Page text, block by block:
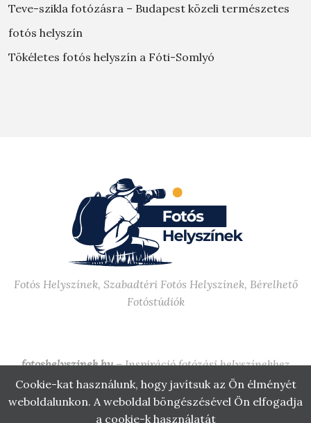
Teve-szikla fotózásra – Budapest közeli természetes
fotós helyszín
Tökéletes fotós helyszín a Fóti-Somlyó
Fotós Helyszínek, Szabadtéri Fotós Helyszínek, Bérelhető
Fotóstúdiók
fotoshelyszinek.hu– Inspiráció fotózási helyszínekhez
Budapesten, vidéken, stúdióban és szabadtéren.
Impresszum·Adatvédelmi nyilatkozat·Cookie tájékoztató
Cookie-kat használunk, hogy javítsuk az Ön élményét
weboldalunkon. A weboldal böngészésével Ön elfogadja
a cookie-k használatát